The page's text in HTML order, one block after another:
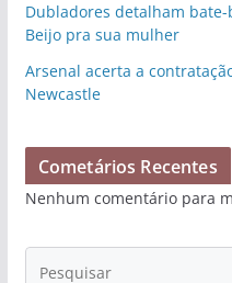
Dubladores detalham
Beijo pra sua mulher
Arsenal acerta a
Newcastle
Cometários Recentes
Nenhum comentário para